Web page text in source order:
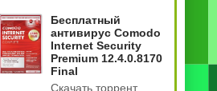
Бесплатный
антивирус Comodo
Internet Security
Premium 12.4.0.8170
Final
Скачать торрент